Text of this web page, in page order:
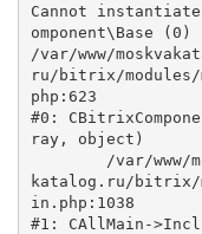
Cannot
omponent\Base (0)
/var/www/
ru/bitrix/modules/
php:623
#0:
ray, object)
katalog.ru/bitrix/
in.php:1038
#1: CAllMain-